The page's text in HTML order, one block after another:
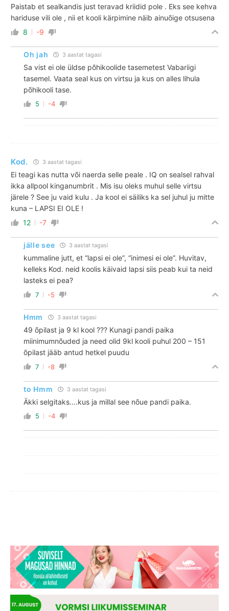
Paistab et sealkandis just teravad kriidid pole . Eks see kehva
hariduse vili ole , nii et kooli kärpimine näib ainuõige otsusena
8
-9
Oh jah 3 aastat tagasi
Sa vist ei ole üldse põhikoolide tasemetest Vabariigi
tasemel. Vaata seal kus on virtsu ja kus on alles lihula
põhikooli tase.
5 -4
Kod. 3 aastat tagasi
Ei teagi kas nutta või naerda selle peale . IQ on sealsel rahval
ikka allpool kinganumbrit . Mis isu oleks muhul selle virtsu
järele ? See ju vaid kulu . Ja kool ei säiliks ka sel juhul ju mitte
kuna – LAPSI EI OLE !
12
-7
jälle see 3 aastat tagasi
kummaline jutt, et “lapsi ei ole”, “inimesi ei ole”. Huvitav,
kelleks Kod. neid koolis käivaid lapsi siis peab kui ta neid
lasteks ei pea?
7 -5
Hmm 3 aastat tagasi
49 õpilast ja 9 kl kool ??? Kunagi pandi paika
miinimumnõuded ja need olid 9kl kooli puhul 200 – 151
õpilast jääb antud hetkel puudu
7 -8
to Hmm 3 aastat tagasi
Äkki selgitaks….kus ja millal see nõue pandi paika.
5 -4